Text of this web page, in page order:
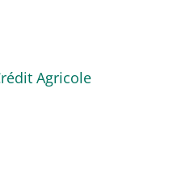
Agricole